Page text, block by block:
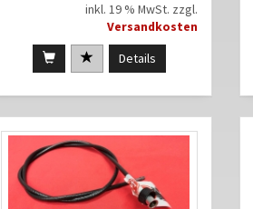
inkl. 19 % MwSt. zzgl.
Versandkosten
Details